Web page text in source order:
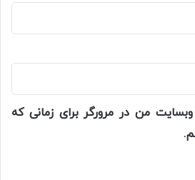
من در مرورگر برای زمانی که